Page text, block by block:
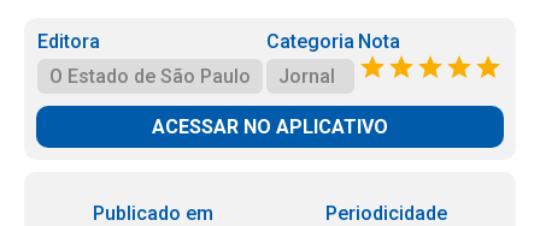
Editora
O Estado de São Paulo
Categoria
Jornal
Nota
ACESSAR NO APLICATIVO
Publicado em
Periodicidade